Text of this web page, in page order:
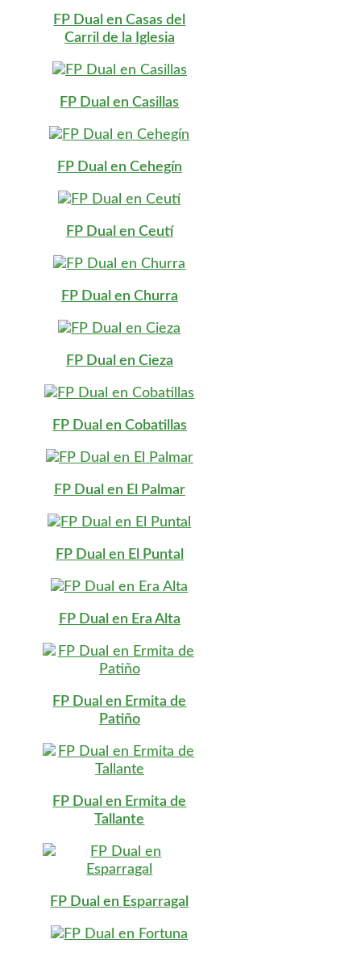
FP Dual en Casas del
Carril de la Iglesia
FP Dual en Casillas
FP Dual en Cehegín
FP Dual en Ceutí
FP Dual en Churra
FP Dual en Cieza
FP Dual en Cobatillas
FP Dual en El Palmar
FP Dual en El Puntal
FP Dual en Era Alta
FP Dual en Ermita de
Patiño
FP Dual en Ermita de
Tallante
FP Dual en Esparragal